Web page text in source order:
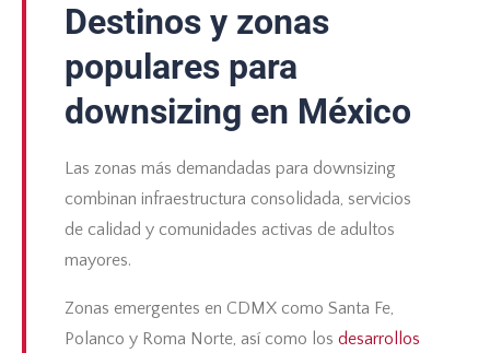
Destinos y zonas
populares para
downsizing en México
Las zonas más demandadas para downsizing
combinan infraestructura consolidada, servicios
de calidad y comunidades activas de adultos
mayores.
Zonas emergentes en CDMX como Santa Fe,
Polanco y Roma Norte, así como los desarrollos